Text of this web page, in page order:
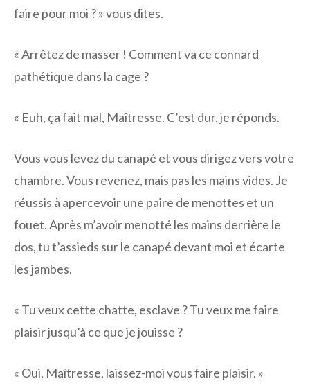
faire pour moi ? » vous dites.
« Arrêtez de masser ! Comment va ce connard
pathétique dans la cage ?
« Euh, ça fait mal, Maîtresse. C’est dur, je réponds.
Vous vous levez du canapé et vous dirigez vers votre
chambre. Vous revenez, mais pas les mains vides. Je
réussis à apercevoir une paire de menottes et un
fouet. Après m’avoir menotté les mains derrière le
dos, tu t’assieds sur le canapé devant moi et écarte
les jambes.
« Tu veux cette chatte, esclave ? Tu veux me faire
plaisir jusqu’à ce que je jouisse ?
« Oui, Maîtresse, laissez-moi vous faire plaisir. »